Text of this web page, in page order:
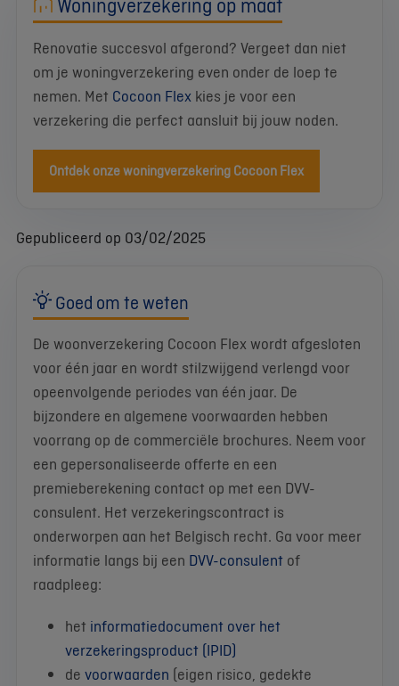
Woningverzekering op maat
Renovatie succesvol afgerond? Vergeet dan niet
om je woningverzekering even onder de loep te
nemen. Met Cocoon Flex kies je voor een
verzekering die perfect aansluit bij jouw noden.
Ontdek onze woningverzekering Cocoon Flex
Gepubliceerd op 03/02/2025
Goed om te weten
De woonverzekering Cocoon Flex wordt afgesloten
voor één jaar en wordt stilzwijgend verlengd voor
opeenvolgende periodes van één jaar. De
bijzondere en algemene voorwaarden hebben
voorrang op de commerciële brochures. Neem voor
een gepersonaliseerde offerte en een
premieberekening contact op met een DVV-
consulent. Het verzekeringscontract is
onderworpen aan het Belgisch recht. Ga voor meer
informatie langs bij een DVV-consulent of
raadpleeg:
het informatiedocument over het
verzekeringsproduct (IPID)
de voorwaarden (eigen risico, gedekte